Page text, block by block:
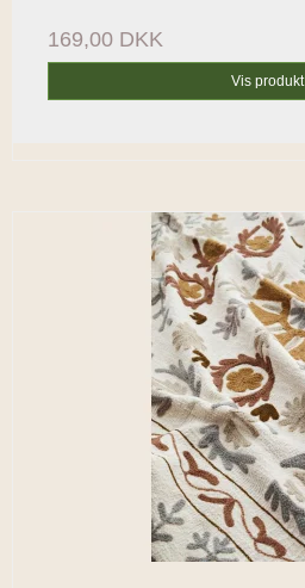
169,00 DKK
Vis produkt